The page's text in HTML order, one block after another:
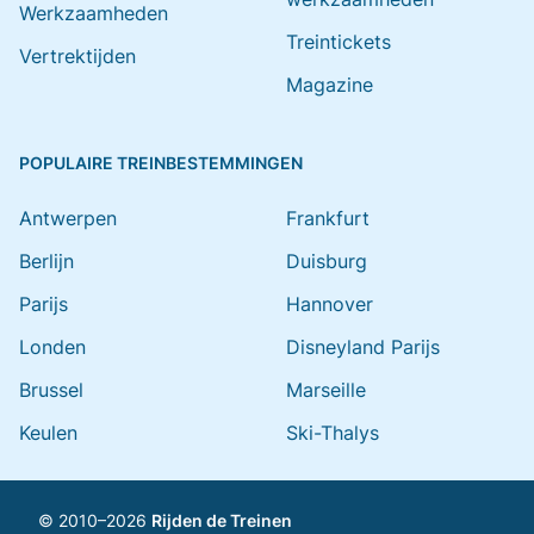
Werkzaamheden
Vertrektijden
Treintickets
Magazine
POPULAIRE TREINBESTEMMINGEN
Antwerpen
Berlijn
Parijs
Londen
Brussel
Keulen
Frankfurt
Duisburg
Hannover
Disneyland Parijs
Marseille
Ski-Thalys
© 2010–2026 Rijden de Treinen